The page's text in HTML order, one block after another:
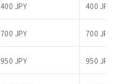
400 JPY 400 JPY
700 JPY 700 JPY
950 JPY 950 JPY